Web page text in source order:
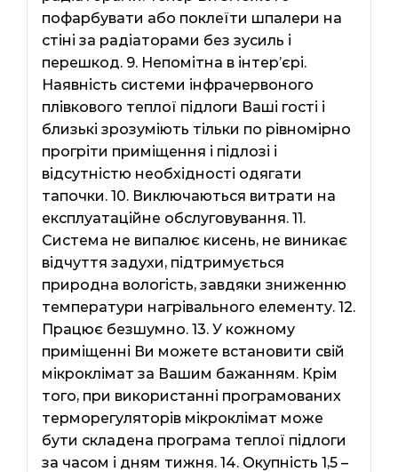
пофарбувати або поклеїти шпалери на
стіні за радіаторами без зусиль і
перешкод. 9. Непомітна в інтер’єрі.
Наявність системи інфрачервоного
плівкового теплої підлоги Ваші гості і
близькі зрозуміють тільки по рівномірно
прогріти приміщення і підлозі і
відсутністю необхідності одягати
тапочки. 10. Виключаються витрати на
експлуатаційне обслуговування. 11.
Система не випалює кисень, не виникає
відчуття задухи, підтримується
природна вологість, завдяки зниженню
температури нагрівального елементу. 12.
Працює безшумно. 13. У кожному
приміщенні Ви можете встановити свій
мікроклімат за Вашим бажанням. Крім
того, при використанні програмованих
терморегуляторів мікроклімат може
бути складена програма теплої підлоги
за часом і дням тижня. 14. Окупність 1,5 –